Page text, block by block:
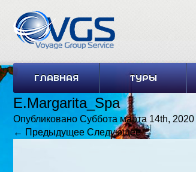
ГЛАВНАЯ ТУРЫ
E.Margarita_Spa
Опубликовано Суббота марта 14th, 2020
← Предыдущее Следующее →